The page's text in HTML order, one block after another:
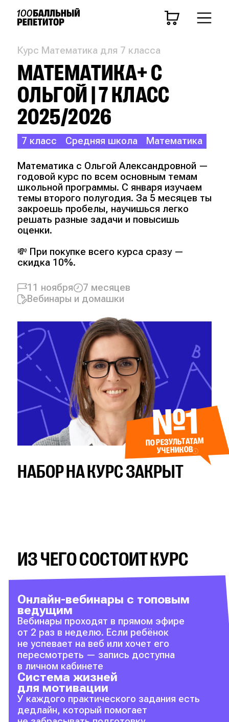
Курс Математика для 7 класса
МАТЕМАТИКА+ С
ОЛЬГОЙ | 7 КЛАСС
2025/2026
7 класс Средняя школа Математика
Математика с Ольгой Александровной —
годовой курс по всем основным темам
школьной программы. С января изучаем
темы второго полугодия. За 5 месяцев ты
закроешь пробелы, научишься легко
решать разные задачи и повысишь
оценки.
💸 При покупке всего курса сразу —
скидка 10%.
11 ноября
7 месяцев
Вебинары и домашки
№1
ПО РЕЗУЛЬТАТАМ
УЧЕНИКОВ
НАБОР НА КУРС ЗАКРЫТ
ИЗ ЧЕГО СОСТОИТ КУРС
Онлайн-вебинары с топовым
ведущим
Вебинары проходят в прямом эфире
от 2 раз в неделю. Если ребёнок
не успевает на веб или хочет его
пересмотреть — запись доступна
в личном кабинете
Система жизней
для мотивации
У каждого практического задания есть
дедлайн, который помогает